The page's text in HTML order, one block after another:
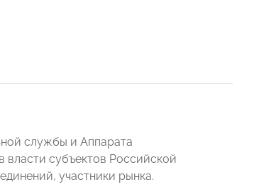
службы и Аппарата
власти субъектов Российской
участники рынка.